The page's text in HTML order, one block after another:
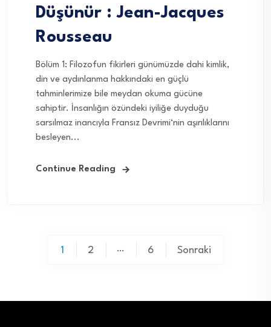
Düşünür : Jean-Jacques
Rousseau
Bölüm 1: Filozofun fikirleri günümüzde dahi kimlik,
din ve aydınlanma hakkındaki en güçlü
tahminlerimize bile meydan okuma gücüne
sahiptir. İnsanlığın özündeki iyiliğe duyduğu
sarsılmaz inancıyla Fransız Devrimi‘nin aşırılıklarını
besleyen...
Continue Reading
1 2 … 6 Sonraki